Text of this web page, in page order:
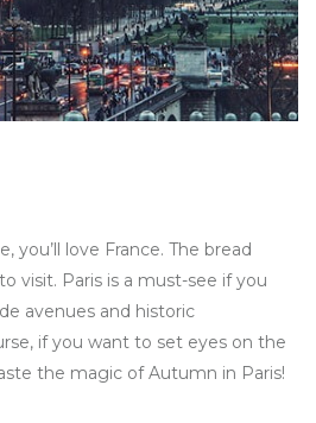
you’ll love France. The bread
visit. Paris is a must-see if you
avenues and historic
if you want to set eyes on the
the magic of Autumn in Paris!